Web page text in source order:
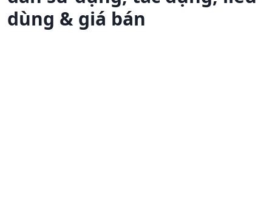
dùng & giá bán